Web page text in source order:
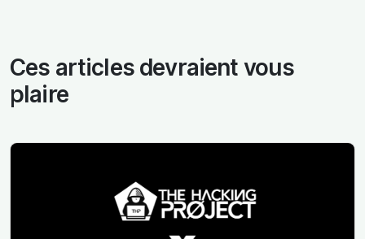
Ces articles devraient vous
plaire